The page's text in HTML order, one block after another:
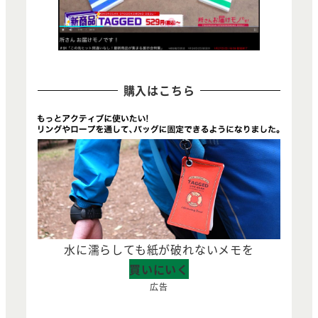
購入はこちら
水に濡らしても紙が破れないメモを
買いにいく
広告